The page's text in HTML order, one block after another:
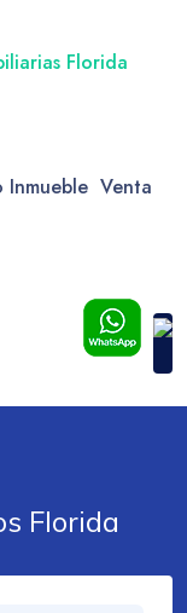
Florida
Inmueble Venta
Florida